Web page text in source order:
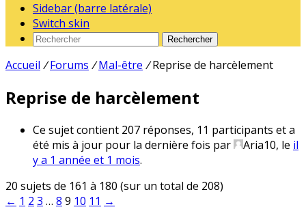
Sidebar (barre latérale)
Switch skin
Rechercher
Accueil / Forums / Mal-être / Reprise de harcèlement
Reprise de harcèlement
Ce sujet contient 207 réponses, 11 participants et a
été mis à jour pour la dernière fois par
Aria10, le il
y a 1 année et 1 mois.
20 sujets de 161 à 180 (sur un total de 208)
← 1 2 3 … 8 9 10 11 →